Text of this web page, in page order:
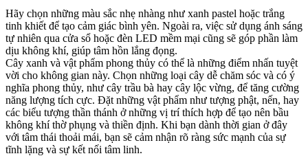
Hãy chọn những màu sắc nhẹ nhàng như xanh pastel hoặc trắng
tinh khiết để tạo cảm giác bình yên. Ngoài ra, việc sử dụng ánh sáng
tự nhiên qua cửa sổ hoặc đèn LED mềm mại cũng sẽ góp phần làm
dịu không khí, giúp tâm hồn lắng đọng.
Cây xanh và vật phẩm phong thủy có thể là những điểm nhấn tuyệt
vời cho không gian này. Chọn những loại cây dễ chăm sóc và có ý
nghĩa phong thủy, như cây trầu bà hay cây lộc vừng, để tăng cường
năng lượng tích cực. Đặt những vật phẩm như tượng phật, nến, hay
các biểu tượng thần thánh ở những vị trí thích hợp để tạo nên bầu
không khí thờ phụng và thiền định. Khi bạn dành thời gian ở đây
với tâm thái thoải mái, bạn sẽ cảm nhận rõ ràng sức mạnh của sự
tĩnh lặng và sự kết nối tâm linh.